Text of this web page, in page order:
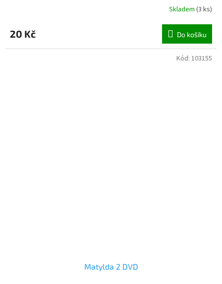
Skladem (3 ks)
20 Kč Do košíku
Matylda 2 DVD
Kód: 103155